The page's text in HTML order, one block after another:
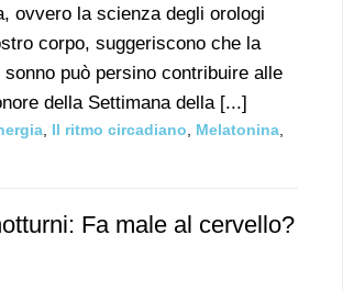
ovvero la scienza degli orologi
corpo, suggeriscono che la
sonno può persino contribuire alle
della Settimana della [...]
Il ritmo circadiano Melatonina
Fa male al cervello?